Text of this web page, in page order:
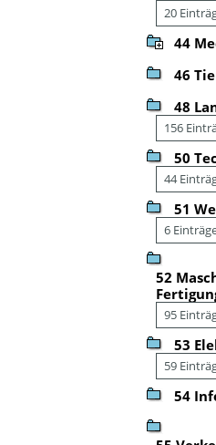
20
44
46
48
156
50
44
51
6
52
95
53
59
54